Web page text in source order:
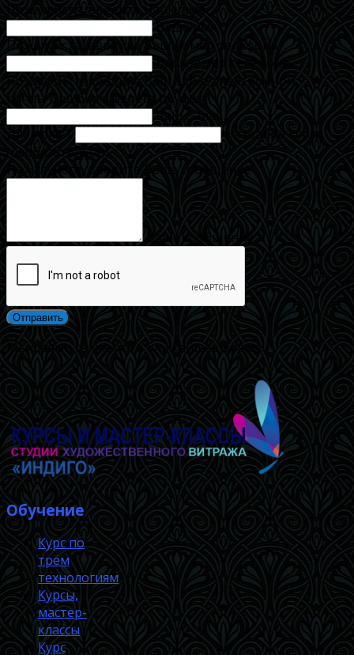
Пожалуйста, введите Ваше имя
Ваше имя
Пожалуйста, введите Ваш номер телефона
Ваш номер телефона
Пожалуйста, введите Ваш адрес электронной
почты Ошибка в адресе почты
Ваш E-mail
Для поля 1
Название курса
(необязательно)
Пожалуйста, введите Ваше сообщение
Ваше сообщение
Мы с вами свяжемся в ближайшее время.
Обучение
Курс по
трём
технологиям
Курсы,
мастер-
классы
Курс